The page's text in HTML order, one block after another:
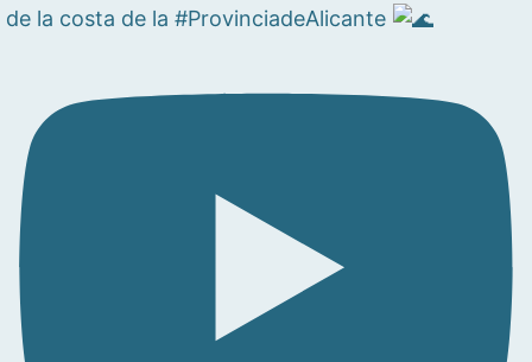
de la costa de la #ProvinciadeAlicante